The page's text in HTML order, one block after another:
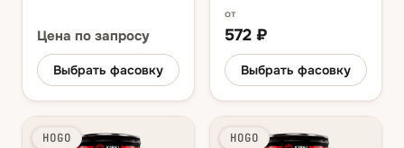
Цена по запросу
Выбрать фасовку
от
572 ₽
Выбрать фасовку
HOGO HOGO